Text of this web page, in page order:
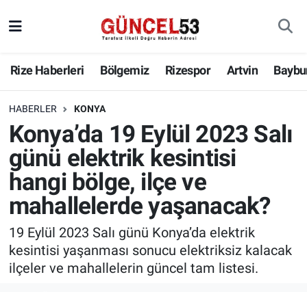
Rize Haberleri Bölgemiz Rizespor Artvin
HABERLER KONYA
Konya’da 19 Eylül 2023 Salı
günü elektrik kesintisi
hangi bölge, ilçe ve
mahallelerde yaşanacak?
19 Eylül 2023 Salı günü Konya’da elektrik
kesintisi yaşanması sonucu elektriksiz kalacak
ilçeler ve mahallelerin güncel tam listesi.